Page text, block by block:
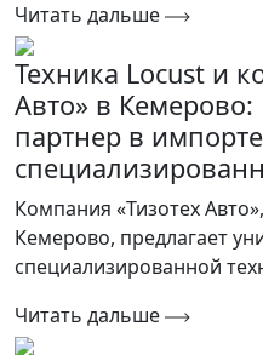
Читать дальше
Техника Locust и
Авто» в
партнер в импорте
Компания «Тизотех
Кемерово, предлагает
специализированной
Читать дальше